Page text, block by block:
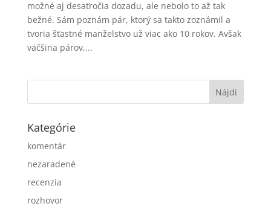
možné aj desaťročia dozadu, ale nebolo to až tak
bežné. Sám poznám pár, ktorý sa takto zoznámil a
tvoria šťastné manželstvo už viac ako 10 rokov. Avšak
väčšina párov,...
Kategórie
komentár
nezaradené
recenzia
rozhovor